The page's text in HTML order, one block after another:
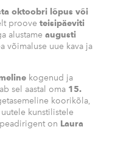
oktoobri lõpus või
proove teisipäeviti
alustame augusti
võimaluse uue kava ja
kogenud ja
sel aastal oma 15.
koorikõla,
kunstilistele
on Laura